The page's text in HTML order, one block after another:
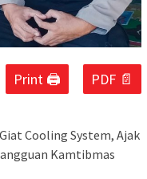
Print 🖨 PDF 📄
Cooling System, Ajak
Kamtibmas